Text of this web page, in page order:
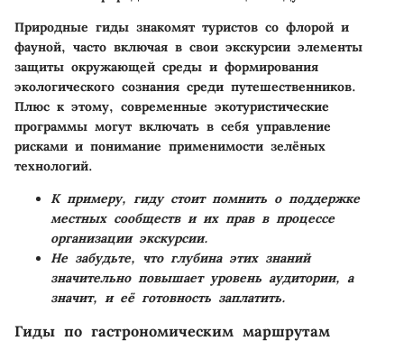
Природные гиды знакомят туристов со флорой и
фауной, часто включая в свои экскурсии элементы
защиты окружающей среды и формирования
экологического сознания среди путешественников.
Плюс к этому, современные экотуристические
программы могут включать в себя управление
рисками и понимание применимости зелёных
технологий.
К примеру, гиду стоит помнить о поддержке
местных сообществ и их прав в процессе
организации экскурсии.
Не забудьте, что глубина этих знаний
значительно повышает уровень аудитории, а
значит, и её готовность заплатить.
Гиды по гастрономическим маршрутам